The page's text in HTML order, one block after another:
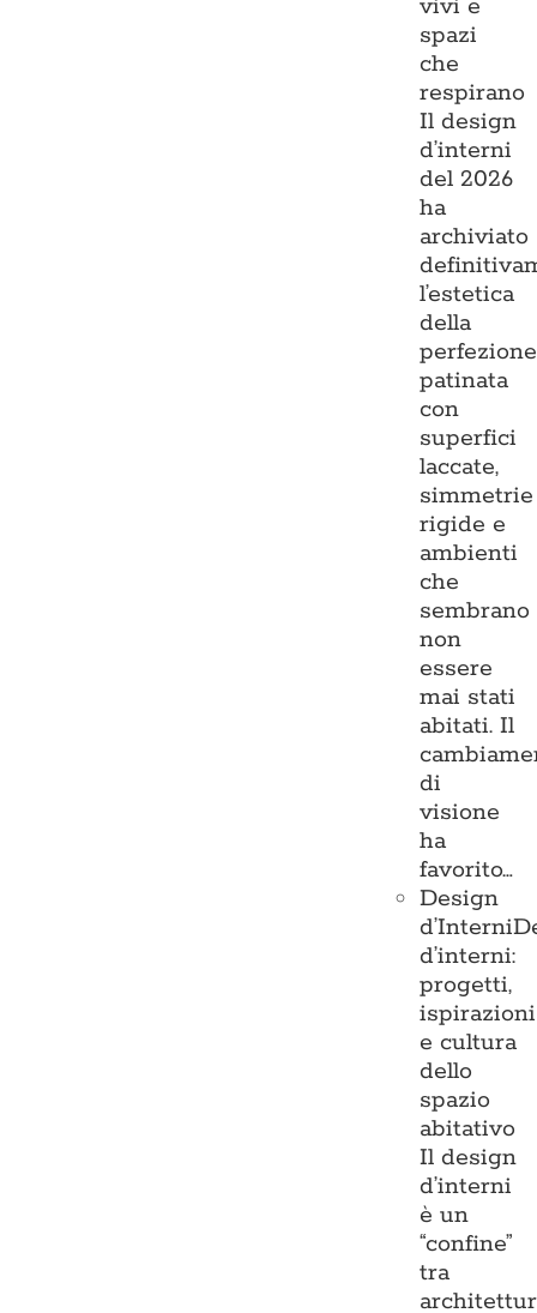
vivi e
spazi
che
respirano
Il design
d’interni
del 2026
ha
archiviato
l’estetica
della
perfezione
patinata
con
superfici
laccate,
simmetrie
rigide e
ambienti
che
sembrano
non
essere
mai stati
abitati. Il
di
visione
ha
favorito…
Design
d’Interni
d’interni:
progetti,
ispirazioni
e cultura
dello
spazio
abitativo
Il design
d’interni
è un
“confine”
tra